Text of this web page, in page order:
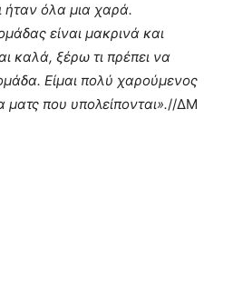
ήταν όλα μια χαρά.
είναι μακρινά και
καλά, ξέρω τι πρέπει να
Είμαι πολύ χαρούμενος
που υπολείπονται».//ΔΜ